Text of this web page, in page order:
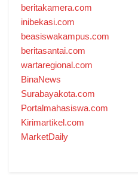
beritakamera.com
inibekasi.com
beasiswakampus.com
beritasantai.com
wartaregional.com
BinaNews
Surabayakota.com
Portalmahasiswa.com
Kirimartikel.com
MarketDaily